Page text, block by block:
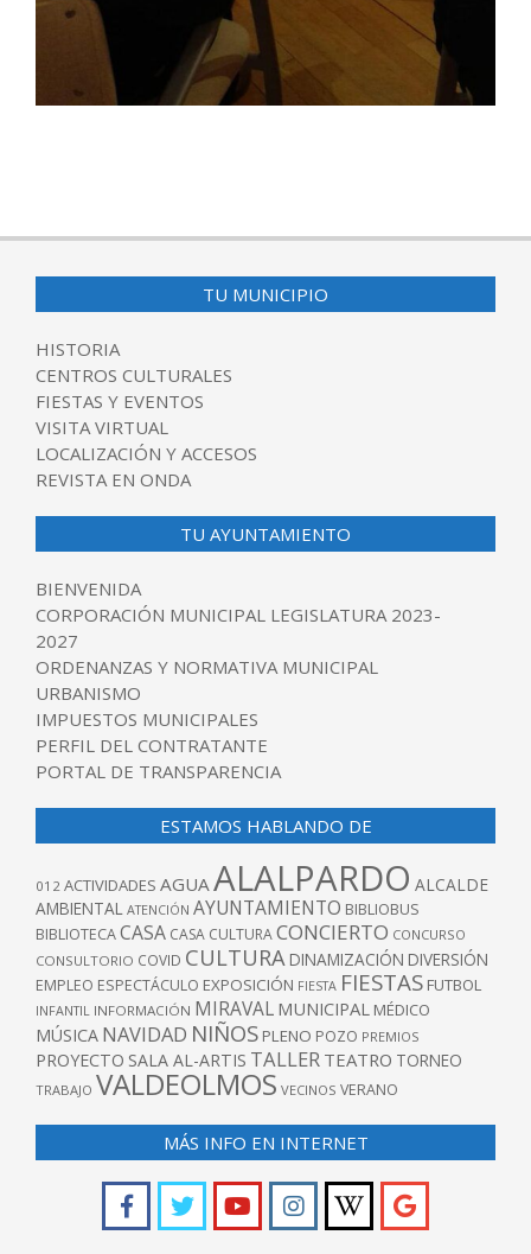
TU MUNICIPIO
HISTORIA
CENTROS CULTURALES
FIESTAS Y EVENTOS
VISITA VIRTUAL
LOCALIZACIÓN Y ACCESOS
REVISTA EN ONDA
TU AYUNTAMIENTO
BIENVENIDA
CORPORACIÓN MUNICIPAL LEGISLATURA 2023-
2027
ORDENANZAS Y NORMATIVA MUNICIPAL
URBANISMO
IMPUESTOS MUNICIPALES
PERFIL DEL CONTRATANTE
PORTAL DE TRANSPARENCIA
ESTAMOS HABLANDO DE
012 ACTIVIDADES AGUA ALALPARDO ALCALDE
AMBIENTAL ATENCIÓN AYUNTAMIENTO BIBLIOBUS
BIBLIOTECACASA CASA CULTURACONCIERTO CONCURSO
CONSULTORIO COVID CULTURA DINAMIZACIÓN DIVERSIÓN
EMPLEO ESPECTÁCULO EXPOSICIÓN FIESTA FIESTAS FUTBOL
INFANTIL INFORMACIÓN MIRAVAL MUNICIPAL MÉDICO
MÚSICA NAVIDAD NIÑOS PLENO POZO PREMIOS
PROYECTO SALA AL-ARTIS TALLER TEATRO TORNEO
TRABAJO VALDEOLMOS VECINOS VERANO
MÁS INFO EN INTERNET